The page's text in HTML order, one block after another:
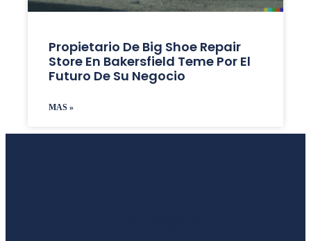
Propietario De Big Shoe Repair
Store En Bakersfield Teme Por El
Futuro De Su Negocio
MAS »